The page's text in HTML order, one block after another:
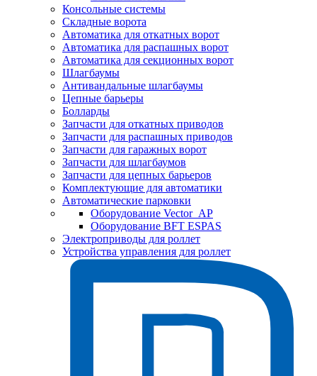
Консольные системы
Складные ворота
Автоматика для откатных ворот
Автоматика для распашных ворот
Автоматика для секционных ворот
Шлагбаумы
Антивандальные шлагбаумы
Цепные барьеры
Болларды
Запчасти для откатных приводов
Запчасти для распашных приводов
Запчасти для гаражных ворот
Запчасти для шлагбаумов
Запчасти для цепных барьеров
Комплектующие для автоматики
Автоматические парковки
Оборудование Vector_AP
Оборудование BFT ESPAS
Электроприводы для роллет
Устройства управления для роллет